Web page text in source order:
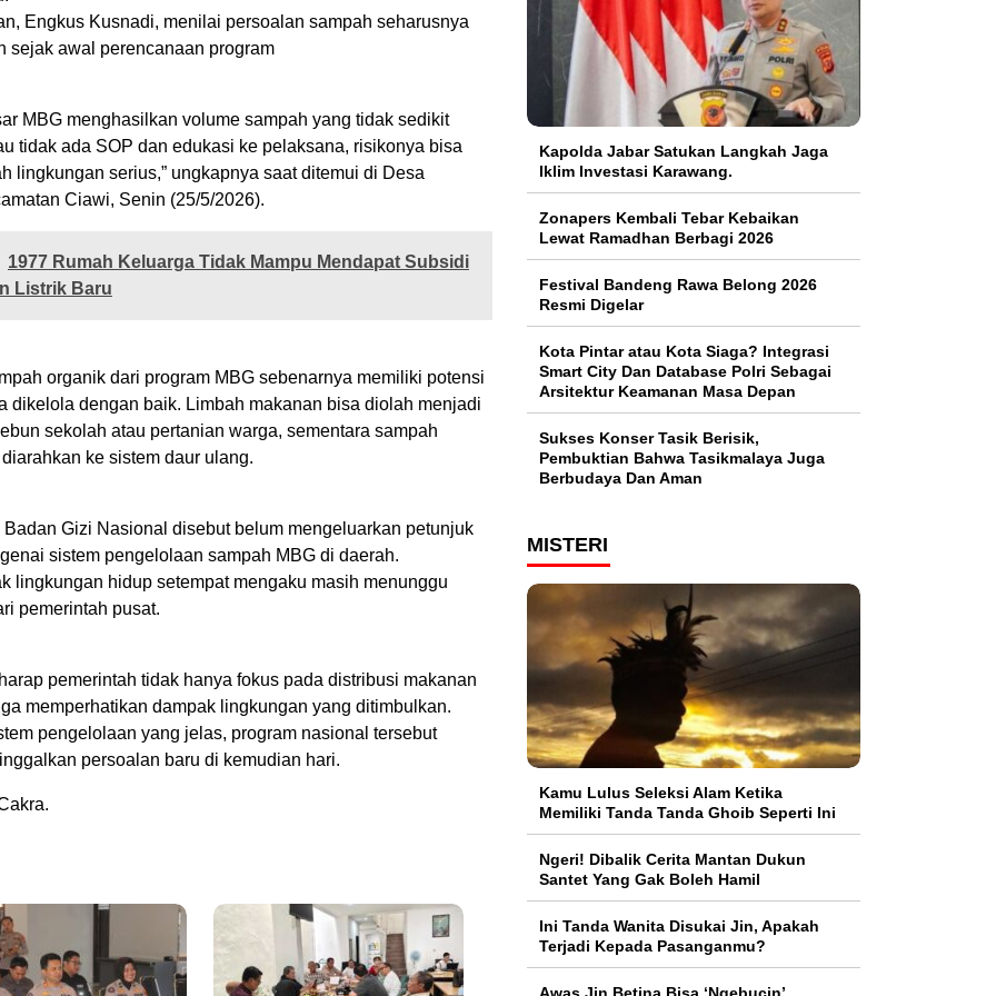
Engkus Kusnadi, menilai persoalan sampah seharusnya
sejak awal perencanaan program
MBG menghasilkan volume sampah yang tidak sedikit
tidak ada SOP dan edukasi ke pelaksana, risikonya bisa
lingkungan serius,” ungkapnya saat ditemui di Desa
Ciawi, Senin (25/5/2026).
1977 Rumah Keluarga Tidak Mampu Mendapat Subsidi
Listrik Baru
organik dari program MBG sebenarnya memiliki potensi
dikelola dengan baik. Limbah makanan bisa diolah menjadi
sekolah atau pertanian warga, sementara sampah
ke sistem daur ulang.
Gizi Nasional disebut belum mengeluarkan petunjuk
sistem pengelolaan sampah MBG di daerah.
lingkungan hidup setempat mengaku masih menunggu
pemerintah pusat.
pemerintah tidak hanya fokus pada distribusi makanan
memperhatikan dampak lingkungan yang ditimbulkan.
pengelolaan yang jelas, program nasional tersebut
persoalan baru di kemudian hari.
Kapolda Jabar Satukan Langkah Jaga
Iklim Investasi Karawang.
Zonapers Kembali Tebar Kebaikan
Lewat Ramadhan Berbagi 2026
Festival Bandeng Rawa Belong 2026
Resmi Digelar
Kota Pintar atau Kota Siaga? Integrasi
Smart City Dan Database Polri Sebagai
Arsitektur Keamanan Masa Depan
Sukses Konser Tasik Berisik,
Pembuktian Bahwa Tasikmalaya Juga
Berbudaya Dan Aman
MISTERI
Kamu Lulus Seleksi Alam Ketika
Memiliki Tanda Tanda Ghoib Seperti Ini
Ngeri! Dibalik Cerita Mantan Dukun
Santet Yang Gak Boleh Hamil
Ini Tanda Wanita Disukai Jin, Apakah
Terjadi Kepada Pasanganmu?